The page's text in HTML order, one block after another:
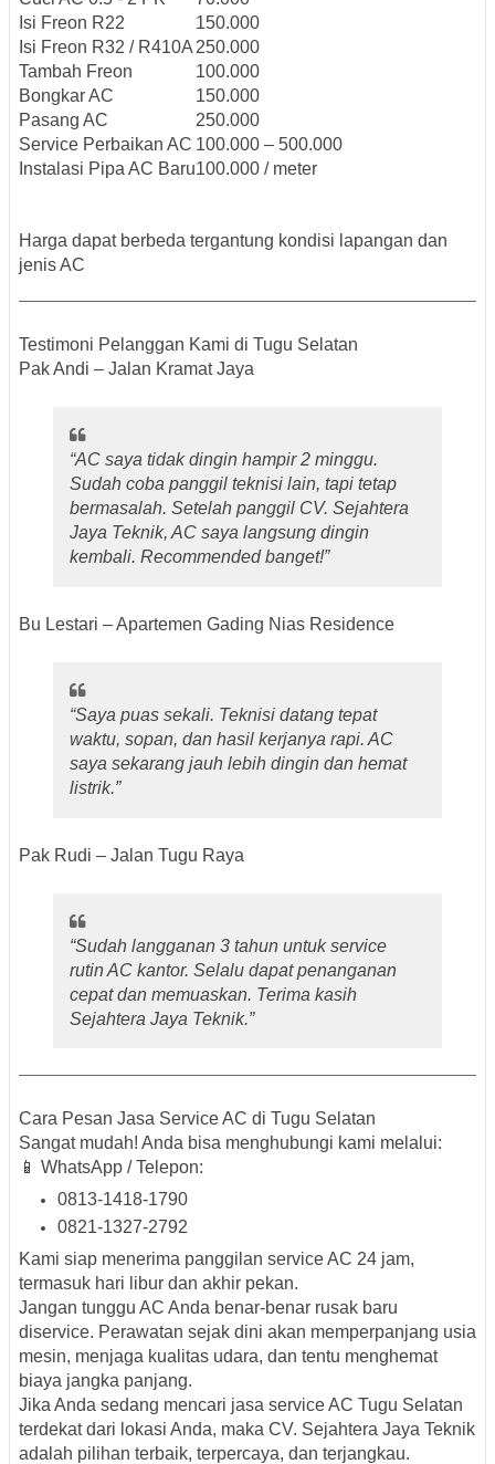
Isi Freon R22
150.000
Isi Freon R32 / R410A 250.000
Tambah Freon
100.000
Bongkar AC
150.000
Pasang AC
250.000
Service Perbaikan AC 100.000 – 500.000
Instalasi Pipa AC Baru100.000 / meter
Harga dapat berbeda tergantung kondisi lapangan dan
jenis AC
Testimoni Pelanggan Kami di Tugu Selatan
Pak Andi – Jalan Kramat Jaya
“AC saya tidak dingin hampir 2 minggu.
Sudah coba panggil teknisi lain, tapi tetap
bermasalah. Setelah panggil CV. Sejahtera
Jaya Teknik, AC saya langsung dingin
kembali. Recommended banget!”
Bu Lestari – Apartemen Gading Nias Residence
“Saya puas sekali. Teknisi datang tepat
waktu, sopan, dan hasil kerjanya rapi. AC
saya sekarang jauh lebih dingin dan hemat
listrik.”
Pak Rudi – Jalan Tugu Raya
“Sudah langganan 3 tahun untuk service
rutin AC kantor. Selalu dapat penanganan
cepat dan memuaskan. Terima kasih
Sejahtera Jaya Teknik.”
Cara Pesan Jasa Service AC di Tugu Selatan
Sangat mudah! Anda bisa menghubungi kami melalui:
📱 WhatsApp / Telepon:
0813-1418-1790
0821-1327-2792
Kami siap menerima panggilan service AC 24 jam,
termasuk hari libur dan akhir pekan.
Jangan tunggu AC Anda benar-benar rusak baru
diservice. Perawatan sejak dini akan memperpanjang usia
mesin, menjaga kualitas udara, dan tentu menghemat
biaya jangka panjang.
Jika Anda sedang mencari jasa service AC Tugu Selatan
terdekat dari lokasi Anda, maka CV. Sejahtera Jaya Teknik
adalah pilihan terbaik, terpercaya, dan terjangkau.